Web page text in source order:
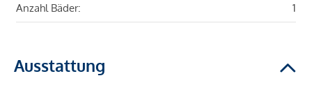
Anzahl Bäder: 1
Ausstattung